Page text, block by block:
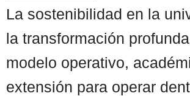
La sostenibilidad en la
la transformación
modelo operativo,
extensión para operar